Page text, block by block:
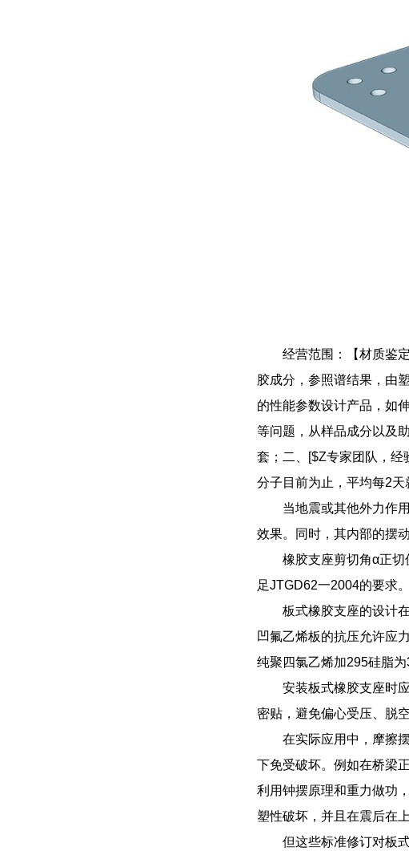
经营范围：【材质鉴
胶成分，参照谱结果，由
的性能参数设计产品，如
等问题，从样品成分以及
套；二、[$Z专家团队，经
分子目前为止，平均每2天
当地震或其他外力作
效果。同时，其内部的摆
橡胶支座剪切角α正
足JTGD62一2004的要求。
板式橡胶支座的设计
凹氟乙烯板的抗压允许应
纯聚四氯乙烯加295硅脂
安装板式橡胶支座时
密贴，避免偏心受压、脱
在实际应用中，摩擦
下免受破坏。例如在桥梁
利用钟摆原理和重力做功
塑性破坏，并且在震后在
但这些标准修订对板